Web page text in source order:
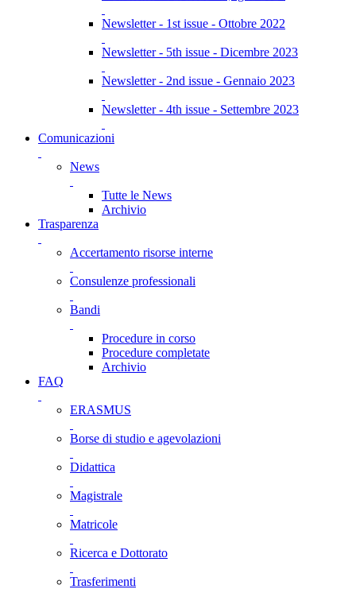
Newsletter - 1st issue - Ottobre 2022
Newsletter - 5th issue - Dicembre 2023
Newsletter - 2nd issue - Gennaio 2023
Newsletter - 4th issue - Settembre 2023
Comunicazioni
News
Tutte le News
Archivio
Trasparenza
Accertamento risorse interne
Consulenze professionali
Bandi
Procedure in corso
Procedure completate
Archivio
FAQ
ERASMUS
Borse di studio e agevolazioni
Didattica
Magistrale
Matricole
Ricerca e Dottorato
Trasferimenti